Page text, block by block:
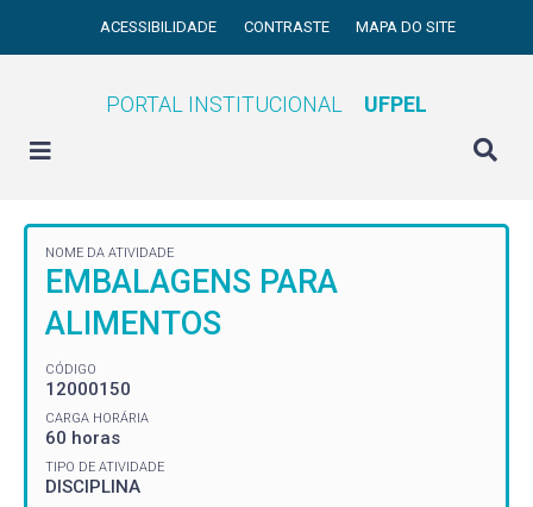
ACESSIBILIDADE CONTRASTE MAPA DO SITE
PORTAL INSTITUCIONAL UFPEL
NOME DA ATIVIDADE
EMBALAGENS PARA
ALIMENTOS
CÓDIGO
12000150
CARGA HORÁRIA
60 horas
TIPO DE ATIVIDADE
DISCIPLINA